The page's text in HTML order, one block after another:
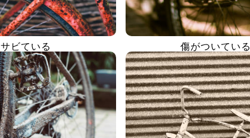
サビている 傷がついている